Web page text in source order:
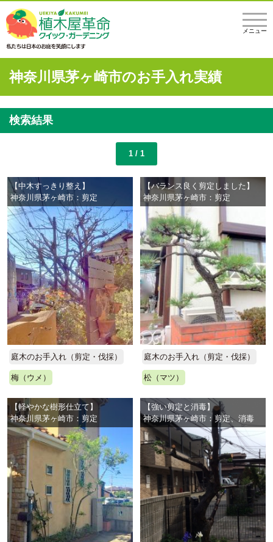
メニュー
神奈川県茅ヶ崎市のお手入れ実績
検索結果
1 / 1
【中木すっきり整え】
神奈川県茅ヶ崎市：剪定
庭木のお手入れ（剪定・伐採）
梅（ウメ）
【バランス良く剪定しました】
神奈川県茅ヶ崎市：剪定
庭木のお手入れ（剪定・伐採）
松（マツ）
【軽やかな樹形仕立て】
神奈川県茅ヶ崎市：剪定
【強い剪定と消毒】
神奈川県茅ヶ崎市：剪定、消毒